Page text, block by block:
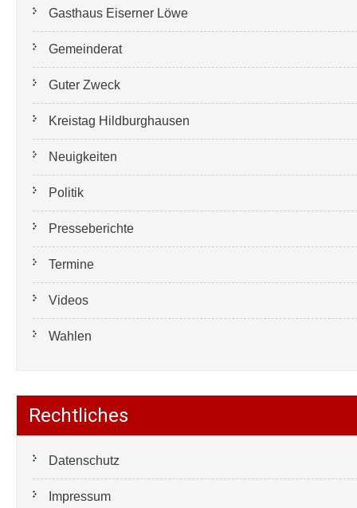
Gasthaus Eiserner Löwe
Gemeinderat
Guter Zweck
Kreistag Hildburghausen
Neuigkeiten
Politik
Presseberichte
Termine
Videos
Wahlen
Rechtliches
Datenschutz
Impressum